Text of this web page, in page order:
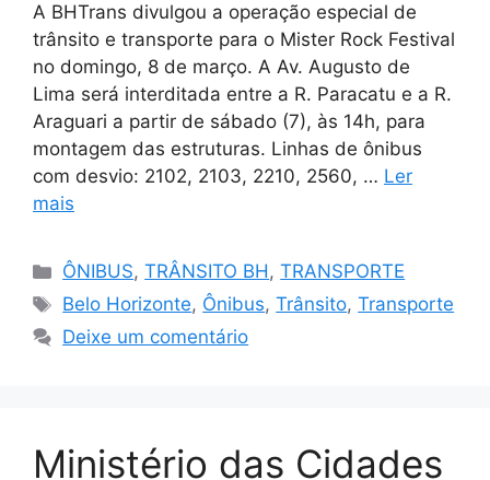
A BHTrans divulgou a operação especial de
trânsito e transporte para o Mister Rock Festival
no domingo, 8 de março. A Av. Augusto de
Lima será interditada entre a R. Paracatu e a R.
Araguari a partir de sábado (7), às 14h, para
montagem das estruturas. Linhas de ônibus
com desvio: 2102, 2103, 2210, 2560, … Ler
mais
Categorias
ÔNIBUS,TRÂNSITO BH,TRANSPORTE
Tags
Belo Horizonte, Ônibus,Trânsito,Transporte
Deixe um comentário
Ministério das Cidades